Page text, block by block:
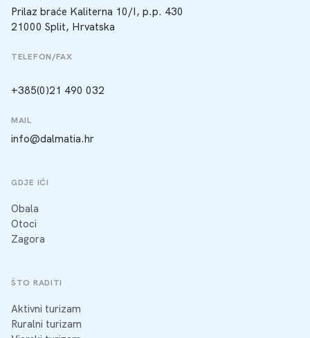
Prilaz braće Kaliterna 10/I, p.p. 430
21000 Split, Hrvatska
TELEFON/FAX
+385(0)21 490 032
MAIL
info@dalmatia.hr
GDJE IĆI
Obala
Otoci
Zagora
ŠTO RADITI
Aktivni turizam
Ruralni turizam